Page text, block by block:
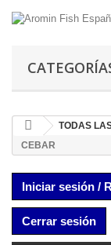
TODAS
CEBAR
Iniciar sesión /
Cerrar sesión